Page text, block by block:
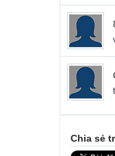
Chia sẻ